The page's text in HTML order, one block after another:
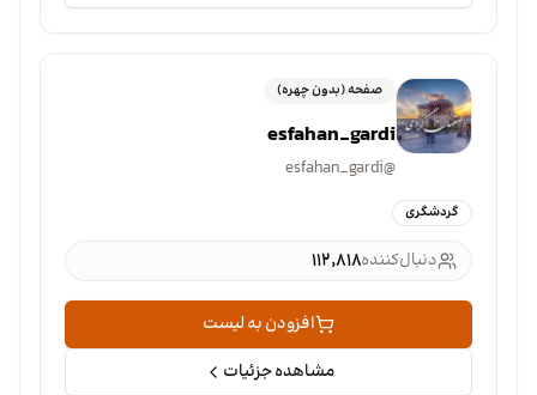
صفحه (بدون چهره)
esfahan_gardi
@
esfahan_gardi
گردشگری
دنبال‌کننده۱۱۲٬۸۱۸
افزودن به لیست
مشاهده جزئیات